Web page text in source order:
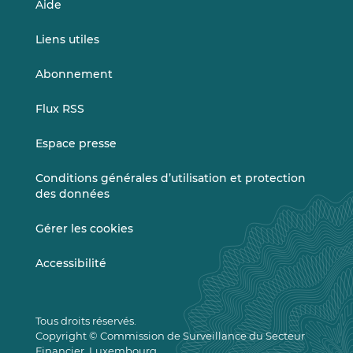
Aide
Liens utiles
Abonnement
Flux RSS
Espace presse
Conditions générales d’utilisation et protection
des données
Gérer les cookies
Accessibilité
Tous droits réservés.
Copyright © Commission de Surveillance du Secteur